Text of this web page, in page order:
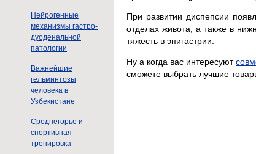
Нейрогенные
механизмы гастро-
дуоденальной
патологии
Важнейшие
гельминтозы
человека в
Узбекистане
Среднегорье и
спортивная
тренировка
При развитии диспепсии
отделах живота, а также в
тяжесть в эпигастрии.
Ну а когда вас интересуют
сможете выбрать лучшие